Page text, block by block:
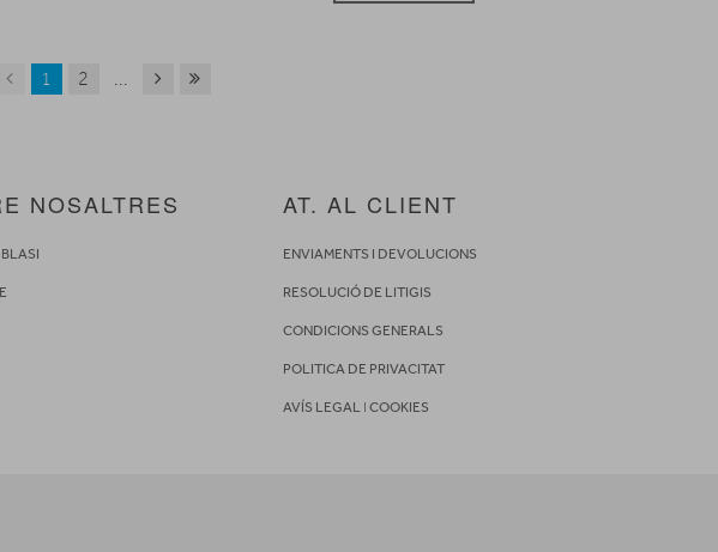
1 2 ...
NOSALTRES
BLASI
AT. AL CLIENT
ENVIAMENTS I DEVOLUCIONS
RESOLUCIÓ DE LITIGIS
CONDICIONS GENERALS
POLITICA DE PRIVACITAT
AVÍS LEGALI COOKIES